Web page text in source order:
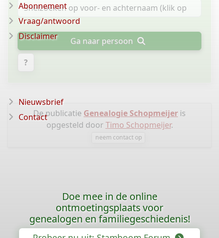
Ga naar persoon
?
De publicatie Genealogie Schopmeijer is
opgesteld door Timo Schopmeijer.
neem contact op
Abonnement
Vraag/antwoord
Disclaimer
Nieuwsbrief
Contact
Doe mee in de online
ontmoetingsplaats voor
genealogen en familiegeschiedenis!